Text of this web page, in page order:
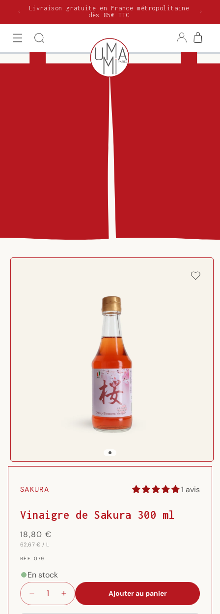
passerLivraison gratuite en France métropolitaine
dès 85€ TTC
ConnexionPanier
Passer aux
Ouvrir
une
fenêtre
SAKURA 1 avis
Vinaigre de Sakura 300 ml
Prix
habituel
18,80 €
PRIX
62,67 € / PAR
L
RÉF.
}}:
RÉF. 079
En stock
Réduire
la
Augmenter
la
Ajouter au panier